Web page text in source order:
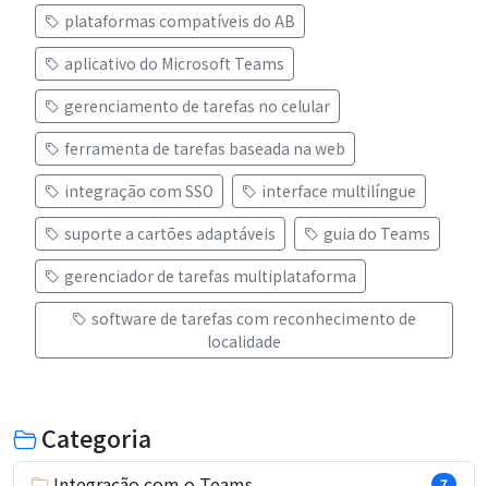
plataformas compatíveis do AB
aplicativo do Microsoft Teams
gerenciamento de tarefas no celular
ferramenta de tarefas baseada na web
integração com SSO
interface multilíngue
suporte a cartões adaptáveis
guia do Teams
gerenciador de tarefas multiplataforma
software de tarefas com reconhecimento de
localidade
Categoria